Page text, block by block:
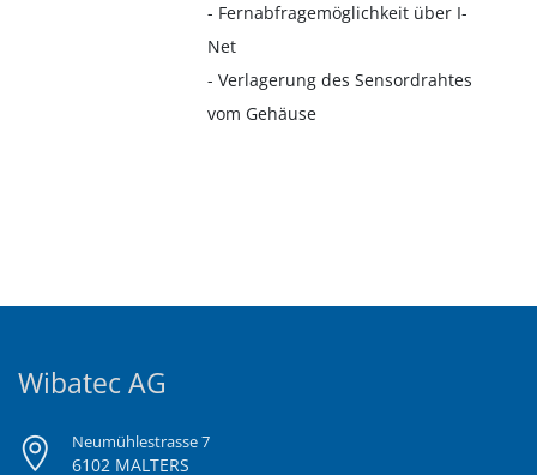
- Fernabfragemöglichkeit über I-
Net
- Verlagerung des Sensordrahtes
vom Gehäuse
Wibatec AG
Neumühlestrasse 7
6102 MALTERS